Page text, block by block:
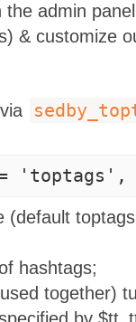
admin panel
& customize
=
(default
hashtags;
together)